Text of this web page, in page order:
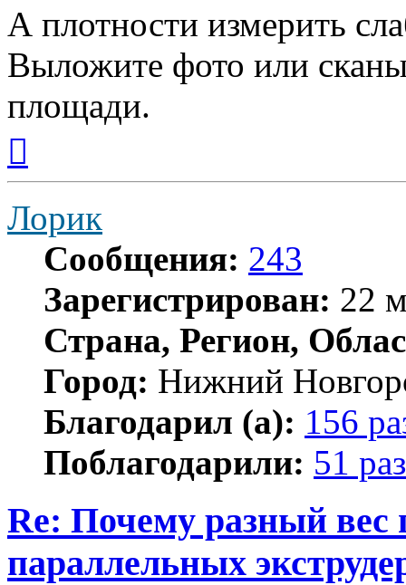
А плотности измерить
Выложите фото или
площади.
началу
Лорик
Сообщения: 243
Зарегистрирован: 22
Страна, Регион,
Город: Нижний
Благодарил (а): 156
Поблагодарили: 51 раз
Re: Почему разный вес
параллельных